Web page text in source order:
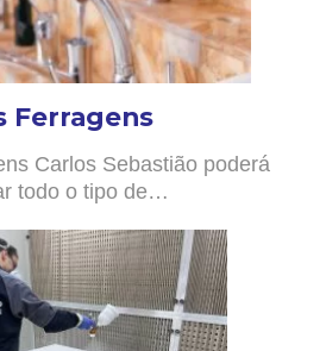
Ferragens
Carlos Sebastião poderá
todo o tipo de…